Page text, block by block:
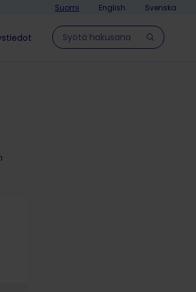
Suomi English Svenska
Hae sivulla